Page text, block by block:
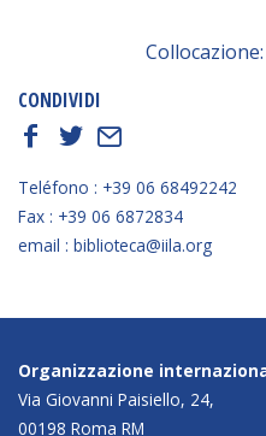
Collocazione:
CONDIVIDI
f
t E
Teléfono : +39 06 68492242
Fax : +39 06 6872834
email : biblioteca@iila.org
Organizzazione
Via Giovanni Paisiello, 24,
00198 Roma RM